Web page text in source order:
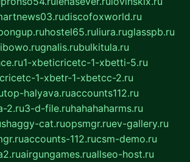
discofoxworld.ru
hostel65.ruliura.ruglasspb.ru
gnalis.rubulkitula.ru
1-xbeticricetc-1-xbetti-5.ru
cricetc-1-xbetr-1-xbetcc-2.ru
top-halyava.ruaccounts112.ru
2.ru3-d-file.ruhahahaharms.ru
shaggy-cat.ruopsmgr.ruev-gallery.ru
accounts-112.rucsm-demo.ru
airgungames.ruallseo-host.ru